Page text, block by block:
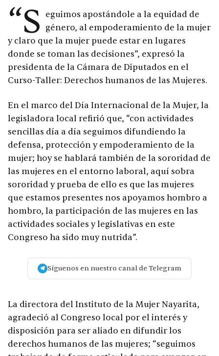
“S
eguimos apostándole a la equidad de
género, al empoderamiento de la mujer
y claro que la mujer puede estar en lugares
donde se toman las decisiones”, expresó la
presidenta de la Cámara de Diputados en el
Curso-Taller: Derechos humanos de las Mujeres.
En el marco del Día Internacional de la Mujer, la
legisladora local refirió que, “con actividades
sencillas día a día seguimos difundiendo la
defensa, protección y empoderamiento de la
mujer; hoy se hablará también de la sororidad de
las mujeres en el entorno laboral, aquí sobra
sororidad y prueba de ello es que las mujeres
que estamos presentes nos apoyamos hombro a
hombro, la participación de las mujeres en las
actividades sociales y legislativas en este
Congreso ha sido muy nutrida”.
Síguenos en nuestro canal de Telegram
La directora del Instituto de la Mujer Nayarita,
agradeció al Congreso local por el interés y
disposición para ser aliado en difundir los
derechos humanos de las mujeres; “seguimos